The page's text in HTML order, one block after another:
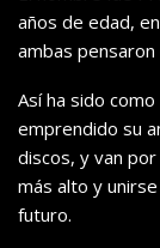
años de edad,
ambas
Así ha sido
emprendido su
discos, y van
más alto y
futuro.